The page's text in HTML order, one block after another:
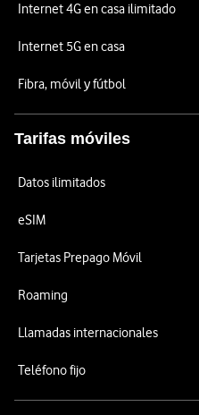
Internet 4G en casa ilimitado
Internet 5G en casa
Fibra, móvil y fútbol
Tarifas móviles
Datos ilimitados
eSIM
Tarjetas Prepago Móvil
Roaming
Llamadas internacionales
Teléfono fijo